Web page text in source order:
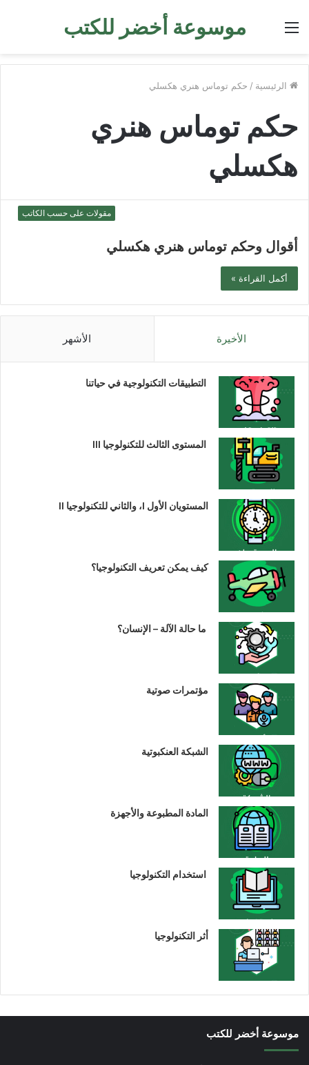
موسوعة أخضر للكتب القائمة
الرئيسية / حكم توماس هنري هكسلي
حكم توماس هنري
هكسلي
مقولات على حسب الكاتب
أقوال وحكم توماس هنري هكسلي
أكمل القراءة »
الأخيرة الأشهر
التطبيقات التكنولوجية في حياتنا
المستوى الثالث للتكنولوجيا III
المستويان الأول I، والثاني للتكنولوجيا II
كيف يمكن تعريف التكنولوجيا؟
ما حالة الآلة – الإنسان؟
مؤتمرات صوتية
الشبكة العنكبوتية
المادة المطبوعة والأجهزة
استخدام التكنولوجيا
أثر التكنولوجيا
موسوعة أخضر للكتب